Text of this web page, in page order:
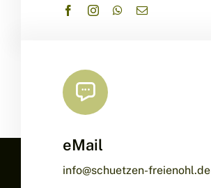
eMail
info@schuetzen-freienohl.de